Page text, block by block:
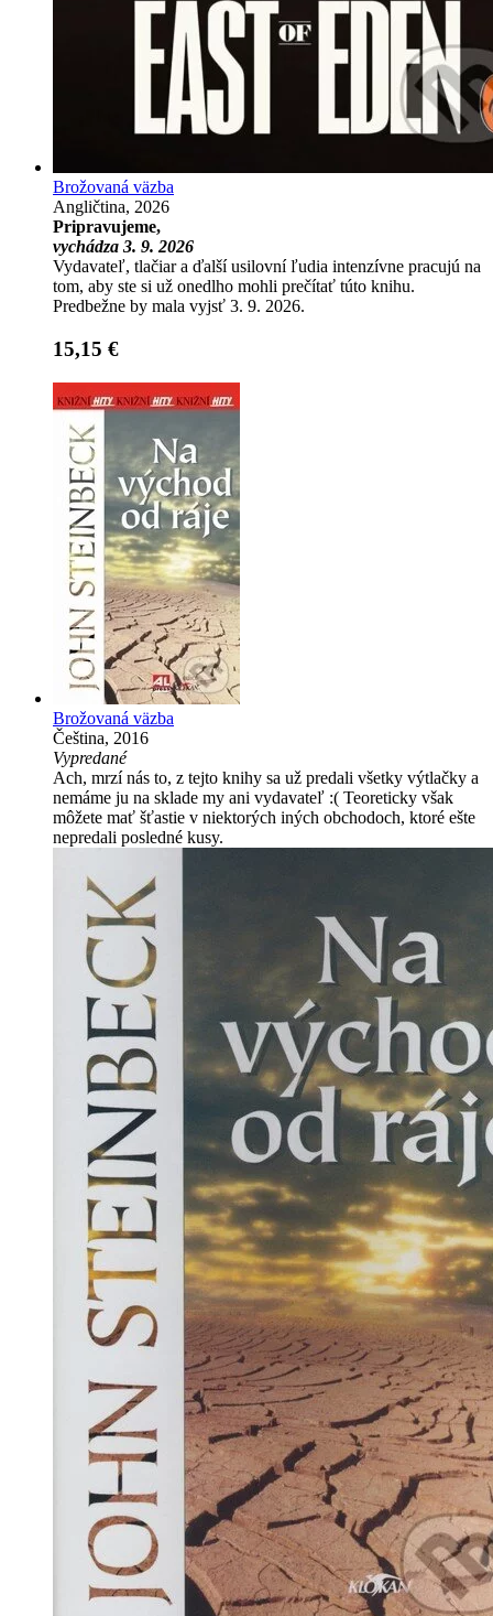
Brožovaná väzba
Angličtina, 2026
Pripravujeme,
vychádza 3. 9. 2026
Vydavateľ, tlačiar a ďalší usilovní ľudia intenzívne pracujú na
tom, aby ste si už onedlho mohli prečítať túto knihu.
Predbežne by mala vyjsť 3. 9. 2026.
15,15 €
Brožovaná väzba
Čeština, 2016
Vypredané
Ach, mrzí nás to, z tejto knihy sa už predali všetky výtlačky a
nemáme ju na sklade my ani vydavateľ :( Teoreticky však
môžete mať šťastie v niektorých iných obchodoch, ktoré ešte
nepredali posledné kusy.